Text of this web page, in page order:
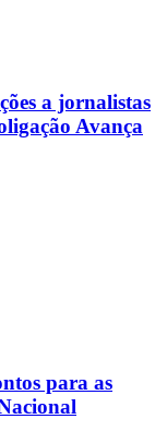
a jornalistas
Avança
para as